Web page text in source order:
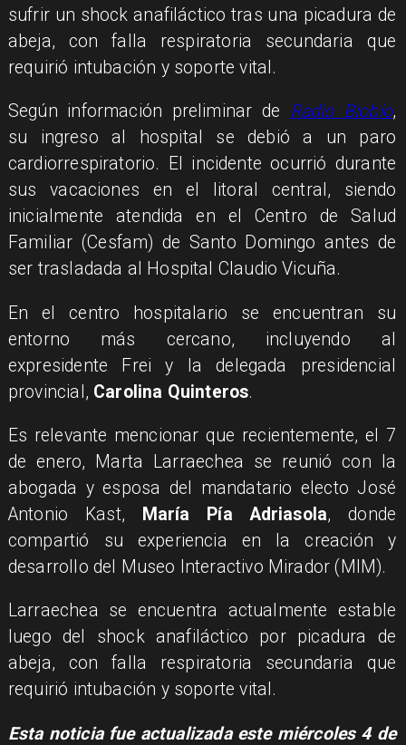
sufrir un shock anafiláctico tras una picadura de
abeja, con falla respiratoria secundaria que
requirió intubación y soporte vital.
Según información preliminar de Radio Biobío,
su ingreso al hospital se debió a un paro
cardiorrespiratorio. El incidente ocurrió durante
sus vacaciones en el litoral central, siendo
inicialmente atendida en el Centro de Salud
Familiar (Cesfam) de Santo Domingo antes de
ser trasladada al Hospital Claudio Vicuña.
En el centro hospitalario se encuentran su
entorno más cercano, incluyendo al
expresidente Frei y la delegada presidencial
provincial, Carolina Quinteros.
Es relevante mencionar que recientemente, el 7
de enero, Marta Larraechea se reunió con la
abogada y esposa del mandatario electo José
Antonio Kast,
María Pía Adriasola, donde
compartió su experiencia en la creación y
desarrollo del Museo Interactivo Mirador (MIM).
Larraechea se encuentra actualmente estable
luego del shock anafiláctico por picadura de
abeja, con falla respiratoria secundaria que
requirió intubación y soporte vital.
Esta noticia fue actualizada este miércoles 4 de